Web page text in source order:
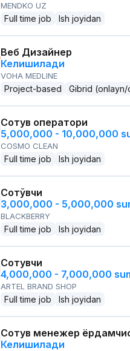
MENDKO UZ
Full time job Ish joyidan
Веб Дизайнер
Келишилади
VOHA MEDLINE
Project-based Gibrid (onlayn/
Сотув оператори
5,000,000 - 10,000,000
COSMO CLEAN
Full time job Ish joyidan
Сотўвчи
3,000,000 - 5,000,000
BLACKBERRY
Full time job Ish joyidan
Сотувчи
4,000,000 - 7,000,000
ARTEL BRAND SHOP
Full time job Ish joyidan
Сотув менежер
Келишилади